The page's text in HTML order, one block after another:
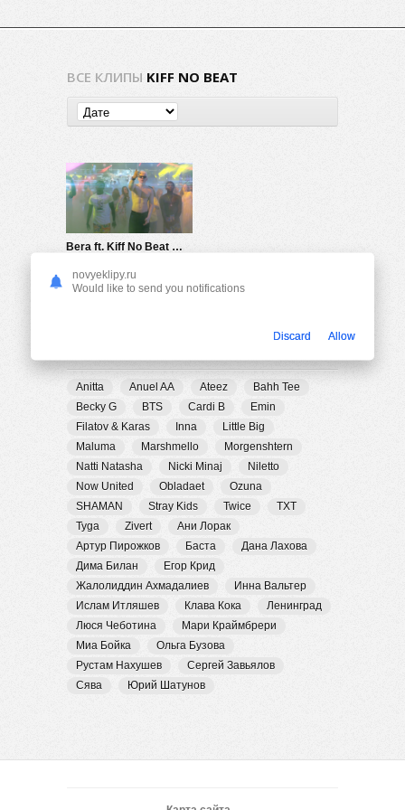
ВСЕ КЛИПЫ KIFF NO BEAT
Bera ft. Kiff No Beat — Ne Change Rien
Anitta Anuel AA Ateez
Bahh Tee
Becky G
BTS Cardi B
Emin
Filatov & Karas
Inna
Little Big
Maluma
Marshmello
Morgenshtern
Natti Natasha
Nicki Minaj
Niletto
Now United
Obladaet
Ozuna
SHAMAN
Stray Kids Twice
TXT
Tyga
Zivert
Ани Лорак
Артур Пирожков
Баста
Дана Лахова
Дима Билан
Егор Крид
Жалолиддин Ахмадалиев
Инна Вальтер
Ислам Итляшев
Клава Кока
Ленинград
Люся Чеботина
Мари Краймбрери
Миа Бойка
Ольга Бузова
Рустам Нахушев
Сергей Завьялов
Сява
Юрий Шатунов
novyeklipy.ru
Would like to send you notifications
Discard Allow